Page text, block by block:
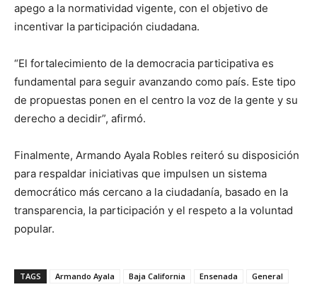
apego a la normatividad vigente, con el objetivo de
incentivar la participación ciudadana.
“El fortalecimiento de la democracia participativa es
fundamental para seguir avanzando como país. Este tipo
de propuestas ponen en el centro la voz de la gente y su
derecho a decidir”, afirmó.
Finalmente, Armando Ayala Robles reiteró su disposición
para respaldar iniciativas que impulsen un sistema
democrático más cercano a la ciudadanía, basado en la
transparencia, la participación y el respeto a la voluntad
popular.
TAGS Armando Ayala Baja California Ensenada General